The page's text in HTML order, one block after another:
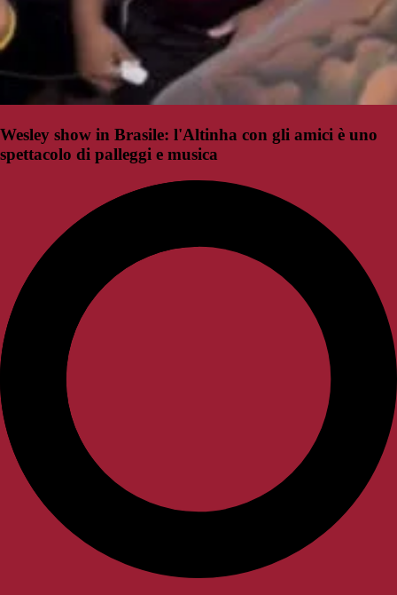
Wesley show in Brasile: l'Altinha con gli amici è uno
spettacolo di palleggi e musica